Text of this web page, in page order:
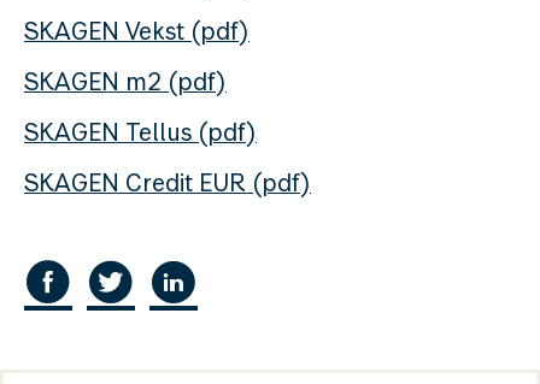
SKAGEN Vekst (pdf)
SKAGEN m2 (pdf)
SKAGEN Tellus (pdf)
SKAGEN Credit EUR (pdf)